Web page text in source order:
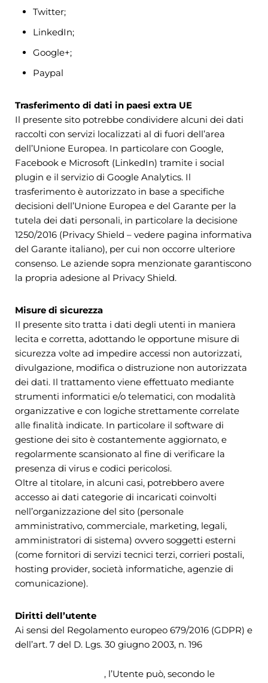
Twitter;
LinkedIn;
Google+;
Paypal
Trasferimento di dati in paesi extra UE
Il presente sito potrebbe condividere alcuni dei dati
raccolti con servizi localizzati al di fuori dell’area
dell’Unione Europea. In particolare con Google,
Facebook e Microsoft (LinkedIn) tramite i social
plugin e il servizio di Google Analytics. Il
trasferimento è autorizzato in base a specifiche
decisioni dell’Unione Europea e del Garante per la
tutela dei dati personali, in particolare la decisione
1250/2016 (Privacy Shield – vedere pagina informativa
del Garante italiano), per cui non occorre ulteriore
consenso. Le aziende sopra menzionate garantiscono
la propria adesione al Privacy Shield.
Misure di sicurezza
Il presente sito tratta i dati degli utenti in maniera
lecita e corretta, adottando le opportune misure di
sicurezza volte ad impedire accessi non autorizzati,
divulgazione, modifica o distruzione non autorizzata
dei dati. Il trattamento viene effettuato mediante
strumenti informatici e/o telematici, con modalità
organizzative e con logiche strettamente correlate
alle finalità indicate. In particolare il software di
gestione dei sito è costantemente aggiornato, e
regolarmente scansionato al fine di verificare la
presenza di virus e codici pericolosi.
Oltre al titolare, in alcuni casi, potrebbero avere
accesso ai dati categorie di incaricati coinvolti
nell’organizzazione del sito (personale
amministrativo, commerciale, marketing, legali,
amministratori di sistema) ovvero soggetti esterni
(come fornitori di servizi tecnici terzi, corrieri postali,
hosting provider, società informatiche, agenzie di
comunicazione).
Diritti dell’utente
Ai sensi del Regolamento europeo 679/2016 (GDPR) e
dell’art. 7 del D. Lgs. 30 giugno 2003, n. 196
, l’Utente può, secondo le